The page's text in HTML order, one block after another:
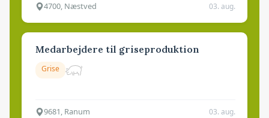
4700, Næstved 03. aug.
Medarbejdere til griseproduktion
Grise
9681, Ranum 03. aug.